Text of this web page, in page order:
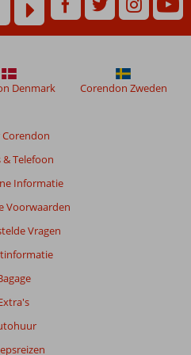
Corendon
& Telefoon
Informatie
Voorwaarden
Vragen
Denmark Corendon Zweden